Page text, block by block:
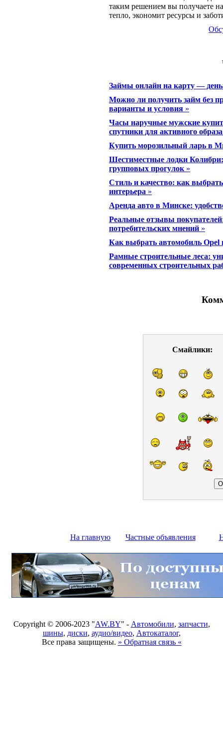
таким решением вы получаете
тепло, экономит ресурсы и
Займы онлайн на карту —
Можно ли получить займ без
варианты и условия »
Часы наручные мужские
спутники для активного
Купить морозильный ларь в
Шестиместные лодки
групповых прогулок »
Стиль и качество: как
интерьера »
Аренда авто в Минске:
Реальные отзывы
потребительских мнений »
Как выбрать автомобиль Opel
Рамные строительные леса:
современных строительных
Смайлики:
На главную Частные объявления
Copyright © 2006-2023 "AW.BY" - Автомобили, запчасти,
шины, диски, аудио/видео, Автокаталог,
Все права защищены. » Обратная связь «